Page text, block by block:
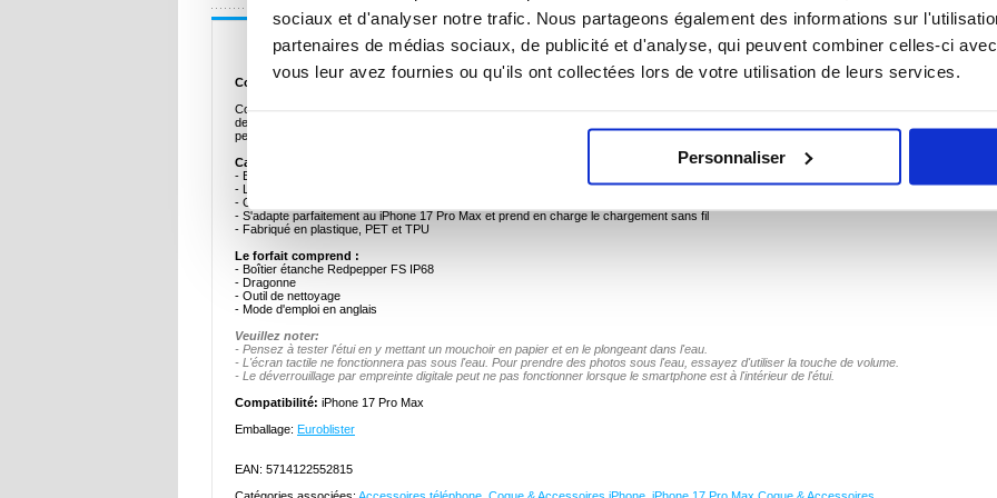
sociaux et d'analyser notre trafic. Nous partageons également des informations sur
partenaires de médias sociaux, de publicité et d'analyse, qui peuvent combiner celles-ci
vous leur avez fournies ou qu'ils ont collectées lors de votre utilisation de leurs services.
Personnaliser
Description
Coque Étanche Redpepper FS IP68 pour iPhone 17 Pro Max
Conçu avec précision pour iPhone 17 Pro Max, Redpepper FS offre une protection ultime contre les dommages quotidiens. Une combinaison
de matériaux plastique, PET et TPU avec un indice de protection IP68, le boîtier est étanche à la poussière et à l'eau. La norme IP68 vous
permet d'utiliser votre iPhone 17 Pro Max jusqu'à 2m d'eau profonde (prise de photos), jusqu'à 30 min.
Caractéristiques :
- Boîtier étanche Redpepper FS IP68 pour iPhone 17 Pro Max
- La norme IP68 vous permet une utilisation sous-marine du téléphone (jusqu'à 2 m de profondeur)
- Conception ultra-mince, corps mince à deux couches à l'avant et à l'arrière
- S'adapte parfaitement au iPhone 17 Pro Max et prend en charge le chargement sans fil
- Fabriqué en plastique, PET et TPU
Le forfait comprend :
- Boîtier étanche Redpepper FS IP68
- Dragonne
- Outil de nettoyage
- Mode d'emploi en anglais
Veuillez noter:
- Pensez à tester l'étui en y mettant un mouchoir en papier et en le plongeant dans l'eau.
- L'écran tactile ne fonctionnera pas sous l'eau. Pour prendre des photos sous l'eau, essayez d'utiliser la touche de volume.
- Le déverrouillage par empreinte digitale peut ne pas fonctionner lorsque le smartphone est à l'intérieur de l'étui.
Compatibilité: iPhone 17 Pro Max
Emballage: Euroblister
EAN: 5714122552815